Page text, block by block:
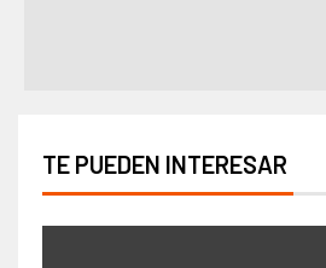
TE PUEDEN INTERESAR